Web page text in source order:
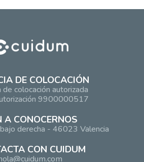
DE COLOCACIÓN
de colocación autorizada
9900000517
A CONOCERNOS
derecha - 46023 Valencia
CON CUIDUM